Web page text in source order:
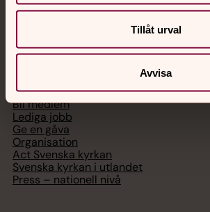
Tillåt urval
Avvisa
Svenska kyrkan
Hitta församling
Bli medlem
Lediga jobb
Ge en gåva
Organisation
Act Svenska kyrkan
Svenska kyrkan i utlandet
Press – nationell nivå